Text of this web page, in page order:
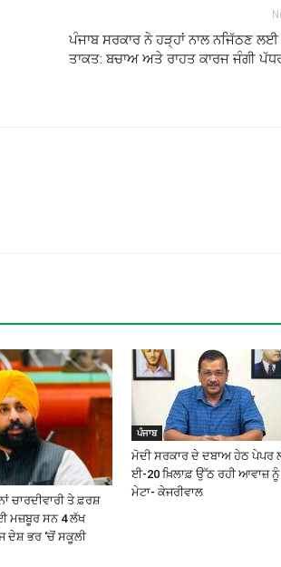
ਪੰਜਾਬ ਸਰਕਾਰ ਨੇ ਹੜ੍ਹਾਂ ਨਾਲ ਨਜਿੱਠਣ ਲਈ
ਤਾਕਤ: ਬਚਾਅ ਅਤੇ ਰਾਹਤ ਕਾਰਜ ਜੰਗੀ ਪੱਧਰ
ਚਾਰਦੀਵਾਰੀ ਤੇ ਫ਼ਰਸ਼
ਮਜ਼ਬੂਰ ਸਨ 4 ਲੱਖ
ਦੇਸ਼ ਭਰ ‘ਚੋਂ ਸਕੂਲੀ
ਪੰਜਾਬ
ਮੋਦੀ ਸਰਕਾਰ ਦੇ ਦਬਾਅ ਹੇਠ ਪੇਪਰ
ਈ-20 ਖ਼ਿਲਾਫ਼ ਉੱਠ ਰਹੀ ਆਵਾਜ਼ ਨੂੰ
ਮੇਟਾ- ਕੇਜਰੀਵਾਲ